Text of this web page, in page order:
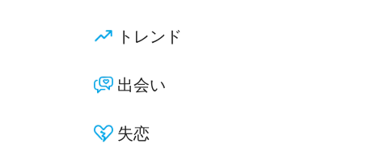
トレンド
出会い
失恋